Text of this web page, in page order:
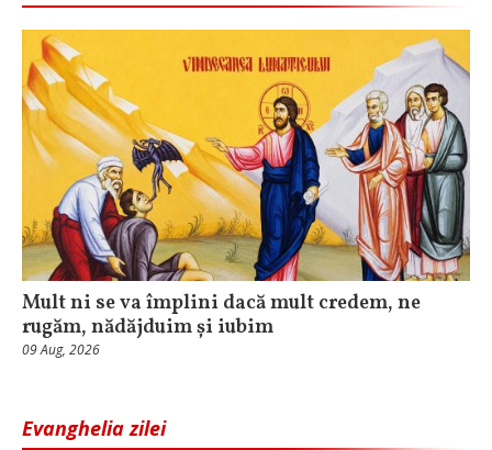
Mult ni se va împlini dacă mult credem, ne
rugăm, nădăjduim și iubim
09 Aug, 2026
Evanghelia zilei